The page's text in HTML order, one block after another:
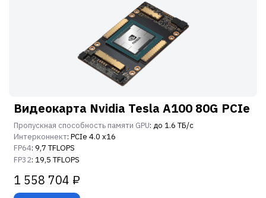
Видеокарта Nvidia Tesla A100 80G PCIe
Пропускная способность памяти GPU: до 1.6 ТБ/с
Интерконнект: PCIe 4.0 x16
FP64: 9,7 TFLOPS
FP32: 19,5 TFLOPS
1 558 704 ₽